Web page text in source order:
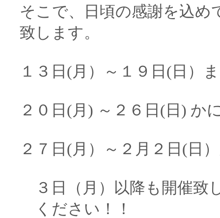
そこで、日頃の感謝を込め
致します。
１３日(月）～１９日(日）
２０日(月) ～２６日(日) か
２７日(月）～２月２日(日
３日（月）以降も開催致
ください！！